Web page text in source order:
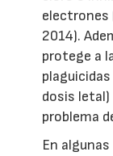
electrones
2014).
protege a
dosis letal)
problema
En